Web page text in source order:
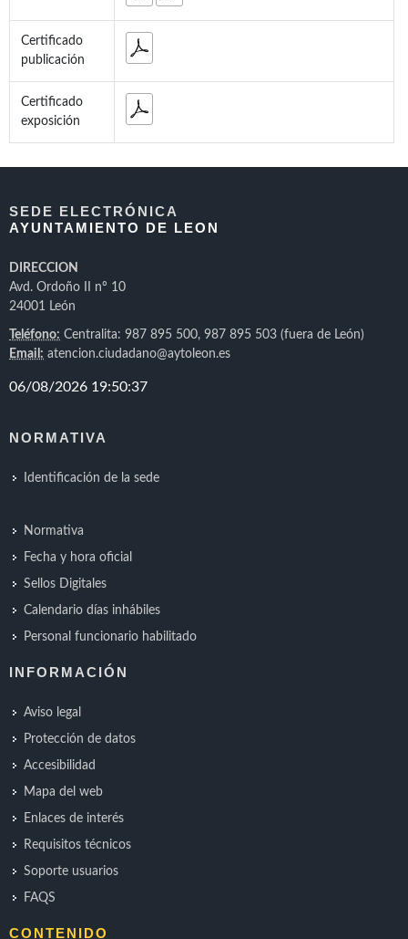
Certificado
publicación
Certificado
exposición
SEDE ELECTRÓNICA
AYUNTAMIENTO DE LEON
DIRECCION
Avd. Ordoño II nº 10
24001 León
Teléfono: Centralita: 987 895 500, 987 895 503 (fuera de León)
Email: atencion.ciudadano@aytoleon.es
NORMATIVA
Identificación de la sede
Normativa
Fecha y hora oficial
Sellos Digitales
Calendario días inhábiles
Personal funcionario habilitado
INFORMACIÓN
Aviso legal
Protección de datos
Accesibilidad
Mapa del web
Enlaces de interés
Requisitos técnicos
Soporte usuarios
FAQS
CONTENIDO